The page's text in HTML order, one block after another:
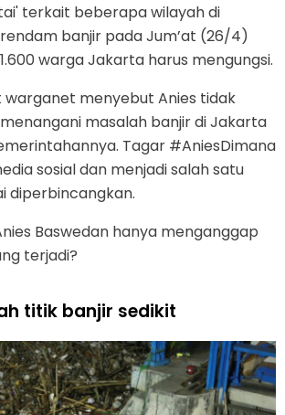
terkait beberapa wilayah di
banjir pada Jum’at (26/4)
warga Jakarta harus mengungsi.
warganet menyebut Anies tidak
masalah banjir di Jakarta
Tagar #AniesDimana
sosial dan menjadi salah satu
diperbincangkan.
Baswedan hanya menganggap
terjadi?
titik banjir sedikit